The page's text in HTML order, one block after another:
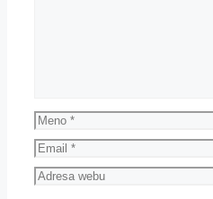
Meno
Email
Adresa
webu